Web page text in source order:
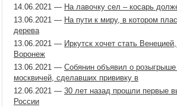
14.06.2021 — На лавочку сел – косарь
13.06.2021 — На пути к миру, в котором
дерева
13.06.2021 — Иркутск хочет стать
Воронеж
13.06.2021 — Собянин объявил о
москвичей, сделавших прививку в
12.06.2021 — 30 лет назад прошли первые
России